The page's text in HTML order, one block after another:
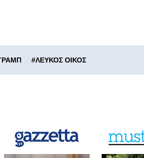
#ΛΕΥΚΟΣ ΟΙΚΟΣ